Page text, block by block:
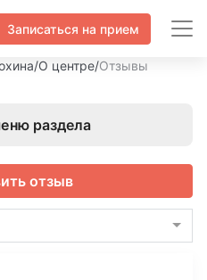
Записаться на прием
/О центре/Отзывы
раздела
отзыв